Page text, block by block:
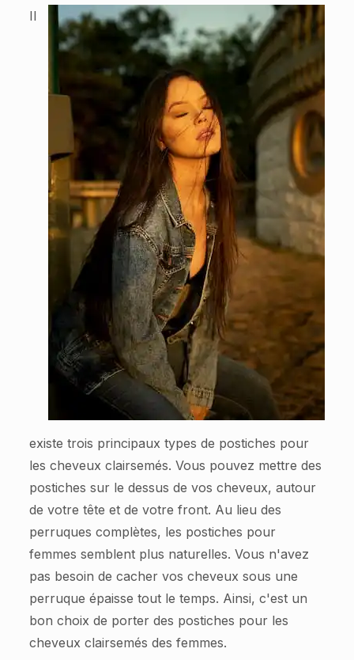
Il
existe trois principaux types de postiches pour
les cheveux clairsemés. Vous pouvez mettre des
postiches sur le dessus de vos cheveux, autour
de votre tête et de votre front. Au lieu des
perruques complètes, les postiches pour
femmes semblent plus naturelles. Vous n'avez
pas besoin de cacher vos cheveux sous une
perruque épaisse tout le temps. Ainsi, c'est un
bon choix de porter des postiches pour les
cheveux clairsemés des femmes.